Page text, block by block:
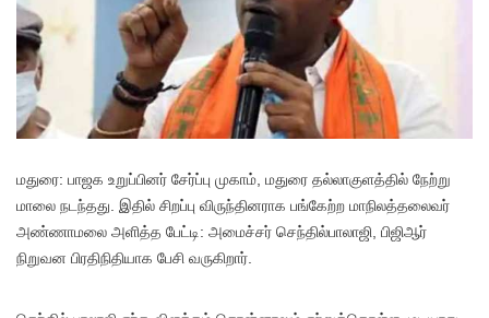
மதுரை: பாஜக உறுப்பினர் சேர்ப்பு முகாம், மதுரை தல்லாகுளத்தில் நேற்று
மாலை நடந்தது. இதில் சிறப்பு விருந்தினராக பங்கேற்ற மாநிலத்தலைவர்
அண்ணாமலை அளித்த பேட்டி: அமைச்சர் செந்தில்பாலாஜி, பிஜிஆர்
நிறுவன பிரதிநிதியாக பேசி வருகிறார்.